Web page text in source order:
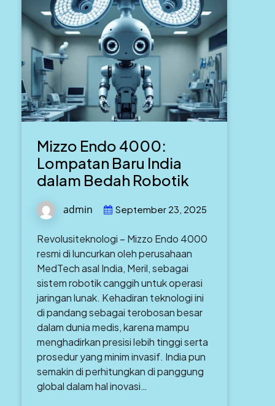
Mizzo Endo 4000:
Lompatan Baru India
dalam Bedah Robotik
admin September 23, 2025
Revolusiteknologi – Mizzo Endo 4000
resmi di luncurkan oleh perusahaan
MedTech asal India, Meril, sebagai
sistem robotik canggih untuk operasi
jaringan lunak. Kehadiran teknologi ini
di pandang sebagai terobosan besar
dalam dunia medis, karena mampu
menghadirkan presisi lebih tinggi serta
prosedur yang minim invasif. India pun
semakin di perhitungkan di panggung
global dalam hal inovasi…